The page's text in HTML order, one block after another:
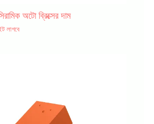
অটো ব্রিক্সের দাম
লাগবে